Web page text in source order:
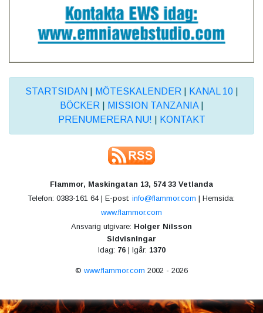
STARTSIDAN MÖTESKALENDER KANAL 10|
BÖCKER
MISSION TANZANIA|
PRENUMERERA NU!
KONTAKT
Flammor, Maskingatan 13, 574 33 Vetlanda
Telefon: 0383-161 64 | E-post: info@flammor.com | Hemsida:
www.flammor.com
Ansvarig utgivare: Holger Nilsson
Sidvisningar
Idag: 76| Igår: 1370
© www.flammor.com 2002 - 2026